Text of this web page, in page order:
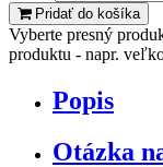
Pridať do košíka
Vyberte presný
produktu - napr.
Popis
Otázka